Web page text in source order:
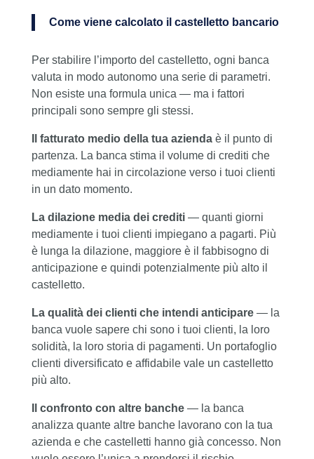
Come viene calcolato il castelletto bancario
Per stabilire l’importo del castelletto, ogni banca
valuta in modo autonomo una serie di parametri.
Non esiste una formula unica — ma i fattori
principali sono sempre gli stessi.
Il fatturato medio della tua aziendaè il punto di
partenza. La banca stima il volume di crediti che
mediamente hai in circolazione verso i tuoi clienti
in un dato momento.
La dilazione media dei crediti— quanti giorni
mediamente i tuoi clienti impiegano a pagarti. Più
è lunga la dilazione, maggiore è il fabbisogno di
anticipazione e quindi potenzialmente più alto il
castelletto.
La qualità dei clienti che intendi anticipare— la
banca vuole sapere chi sono i tuoi clienti, la loro
solidità, la loro storia di pagamenti. Un portafoglio
clienti diversificato e affidabile vale un castelletto
più alto.
Il confronto con altre banche— la banca
analizza quante altre banche lavorano con la tua
azienda e che castelletti hanno già concesso. Non